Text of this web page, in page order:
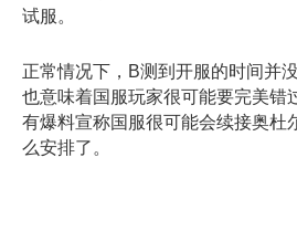
试服。
正常情况下，B测到开服的时间并
也意味着国服玩家很可能要完美错
有爆料宣称国服很可能会续接奥杜
么安排了。